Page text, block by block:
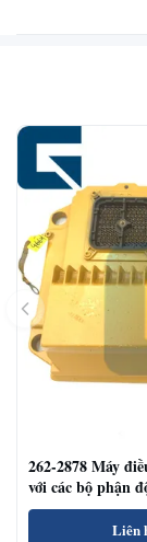
262-2878 Máy
với các bộ phận
Liên